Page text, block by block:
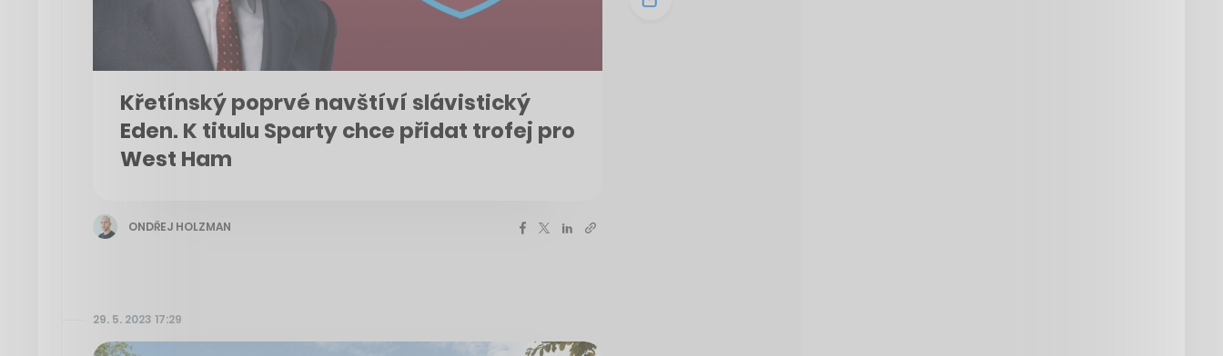
Křetínský poprvé navštíví slávistický
Eden. K titulu Sparty chce přidat trofej pro
West Ham
ONDŘEJ HOLZMAN
29. 5. 2023 17:29